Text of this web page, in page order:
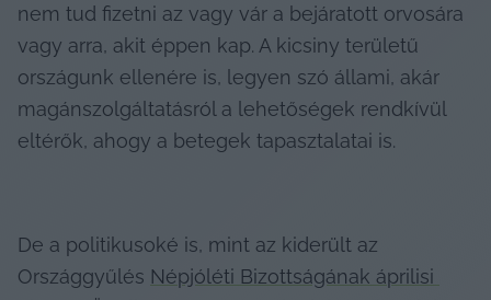
nem tud fizetni az vagy vár a bejáratott orvosára
vagy arra, akit éppen kap. A kicsiny területű
országunk ellenére is, legyen szó állami, akár
magánszolgáltatásról a lehetőségek rendkívül
eltérők, ahogy a betegek tapasztalatai is.
De a politikusoké is, mint az kiderült az
Országgyűlés Népjóléti Bizottságának áprilisi